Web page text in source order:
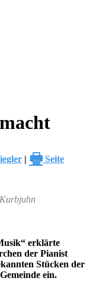
| 🖶 Seite
erklärte
der Pianist
Stücken der
ein.